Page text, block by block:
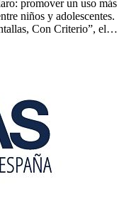
promover un uso más
niños y adolescentes.
Con Criterio”, el…